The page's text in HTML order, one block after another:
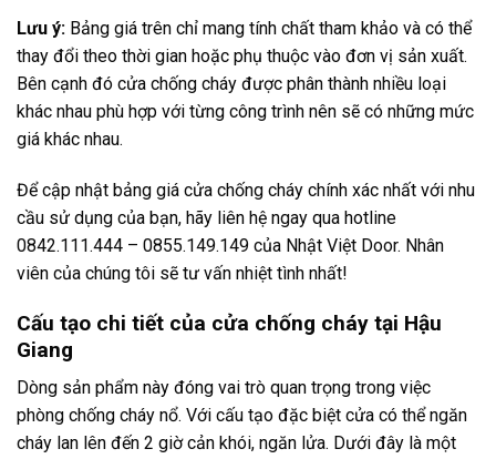
Lưu ý: Bảng giá trên chỉ mang tính chất tham khảo và có thể
thay đổi theo thời gian hoặc phụ thuộc vào đơn vị sản xuất.
Bên cạnh đó cửa chống cháy được phân thành nhiều loại
khác nhau phù hợp với từng công trình nên sẽ có những mức
giá khác nhau.
Để cập nhật bảng giá cửa chống cháy chính xác nhất với nhu
cầu sử dụng của bạn, hãy liên hệ ngay qua hotline
0842.111.444 – 0855.149.149 của Nhật Việt Door. Nhân
viên của chúng tôi sẽ tư vấn nhiệt tình nhất!
Cấu tạo chi tiết của cửa chống cháy tại Hậu
Giang
Dòng sản phẩm này đóng vai trò quan trọng trong việc
phòng chống cháy nổ. Với cấu tạo đặc biệt cửa có thể ngăn
cháy lan lên đến 2 giờ cản khói, ngăn lửa. Dưới đây là một